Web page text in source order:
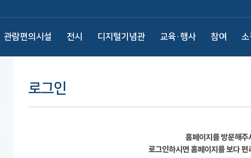
관람편의시설 전시 디지털기념관 교육·행사 참여
로그인
홈페이지를 방문해주
로그인하시면 홈페이지를 보다